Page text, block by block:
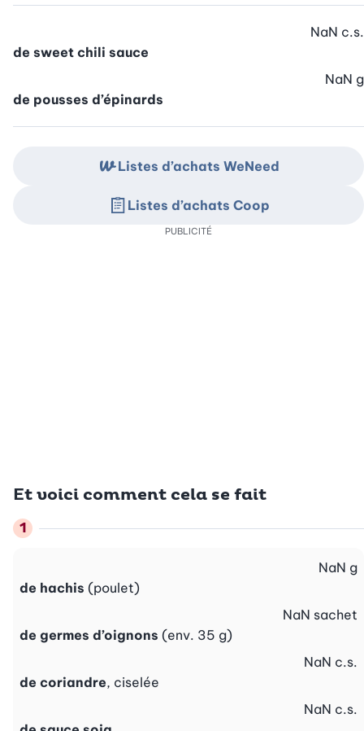
de sweet chili sauce
NaN c.s.
de pousses d’épinards
NaN g
Et voici comment cela se fait
de hachis (poulet)
NaN g
de germes d’oignons (env. 35 g)
NaN sachet
de coriandre, ciselée
NaN c.s.
NaN c.s.
Listes d’achats WeNeed
Listes d’achats Coop
PUBLICITÉ